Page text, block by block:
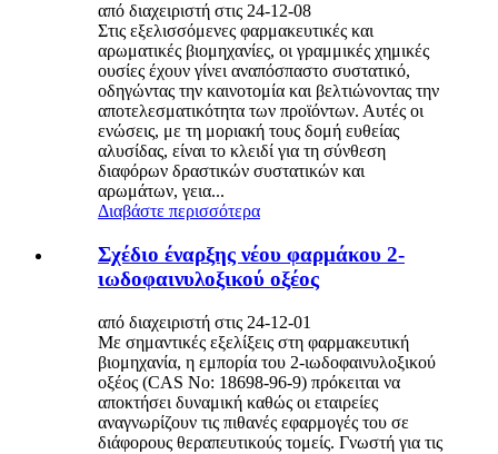
από διαχειριστή στις 24-12-08
Στις εξελισσόμενες φαρμακευτικές και
αρωματικές βιομηχανίες, οι γραμμικές χημικές
ουσίες έχουν γίνει αναπόσπαστο συστατικό,
οδηγώντας την καινοτομία και βελτιώνοντας την
αποτελεσματικότητα των προϊόντων. Αυτές οι
ενώσεις, με τη μοριακή τους δομή ευθείας
αλυσίδας, είναι το κλειδί για τη σύνθεση
διαφόρων δραστικών συστατικών και
αρωμάτων, γεια...
Διαβάστε περισσότερα
Σχέδιο έναρξης νέου φαρμάκου 2-
ιωδοφαινυλοξικού οξέος
από διαχειριστή στις 24-12-01
Με σημαντικές εξελίξεις στη φαρμακευτική
βιομηχανία, η εμπορία του 2-ιωδοφαινυλοξικού
οξέος (CAS No: 18698-96-9) πρόκειται να
αποκτήσει δυναμική καθώς οι εταιρείες
αναγνωρίζουν τις πιθανές εφαρμογές του σε
διάφορους θεραπευτικούς τομείς. Γνωστή για τις